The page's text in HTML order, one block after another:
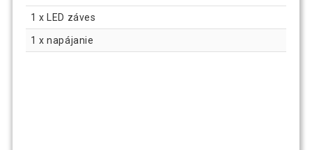
1 x LED záves
1 x napájanie